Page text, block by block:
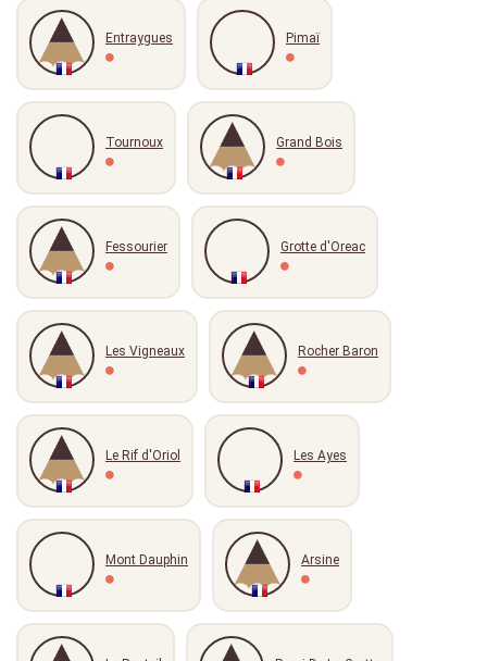
Entraygues Pimaï
Tournoux Grand Bois
Fessourier Grotte d'Oreac
Les Vigneaux Rocher Baron
Le Rif d'Oriol Les Ayes
Mont Dauphin Arsine